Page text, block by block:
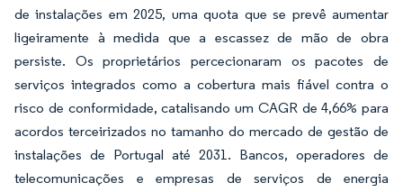
de instalações em 2025, uma quota que se prevê aumentar
ligeiramente à medida que a escassez de mão de obra
persiste. Os proprietários percecionaram os pacotes de
serviços integrados como a cobertura mais fiável contra o
risco de conformidade, catalisando um CAGR de 4,66% para
acordos terceirizados no tamanho do mercado de gestão de
instalações de Portugal até 2031. Bancos, operadores de
telecomunicações e empresas de serviços de energia